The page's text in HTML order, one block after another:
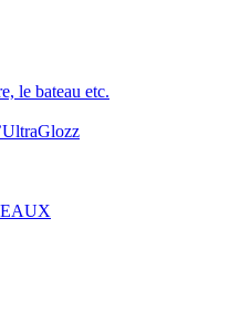
le bateau etc.